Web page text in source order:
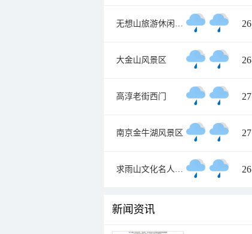
无想山旅游休闲度假区 26
大金山风景区 26
高淳老街西门 27
南京金牛湖风景区 27
求雨山文化名人纪念馆 26
新闻资讯